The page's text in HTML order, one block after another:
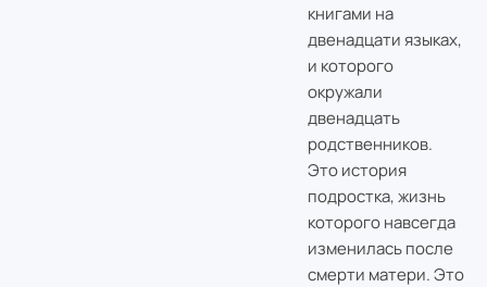
книгами на
двенадцати языках,
и которого
окружали
двенадцать
родственников.
Это история
подростка, жизнь
которого навсегда
изменилась после
смерти матери. Это